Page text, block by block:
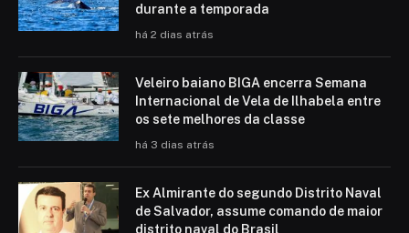
durante a temporada
há 2 dias atrás
Veleiro baiano BIGA encerra Semana
Internacional de Vela de Ilhabela entre
os sete melhores da classe
há 3 dias atrás
Ex Almirante do segundo Distrito Naval
de Salvador, assume comando de maior
distrito naval do Brasil